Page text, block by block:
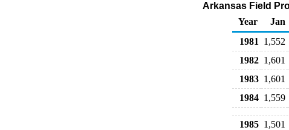
Arkansas Field
Year
Jan
1981
1,552
1982 1,601
1983 1,601
1984 1,559
1985 1,501